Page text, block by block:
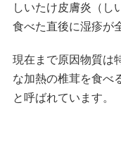
しいたけ皮膚炎（し
食べた直後に湿疹が
現在まで原因物質は
な加熱の椎茸を食べ
と呼ばれています。